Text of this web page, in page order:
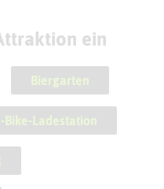
ein
Biergarten
Bike-Ladestation